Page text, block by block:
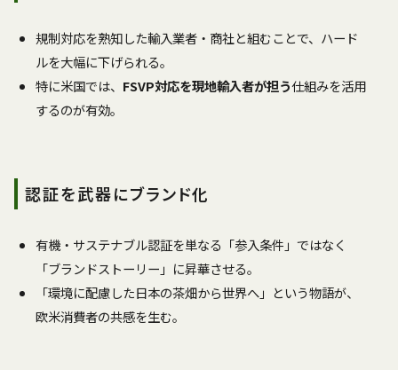
規制対応を熟知した輸入業者・商社と組むことで、ハード
ルを大幅に下げられる。
特に米国では、 FSVP対応を現地輸入者が担う仕組みを活用
するのが有効。
認証を武器にブランド化
有機・サステナブル認証を単なる「参入条件」ではなく
「ブランドストーリー」に昇華させる。
「環境に配慮した日本の茶畑から世界へ」という物語が、
欧米消費者の共感を生む。